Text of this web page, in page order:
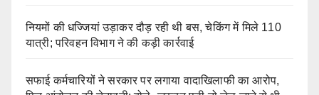
नियमों की धज्जियां उड़ाकर दौड़ रही थी बस, चेकिंग में मिले 110
यात्री; परिवहन विभाग ने की कड़ी कार्रवाई
सफाई कर्मचारियों ने सरकार पर लगाया वादाखिलाफी का आरोप,